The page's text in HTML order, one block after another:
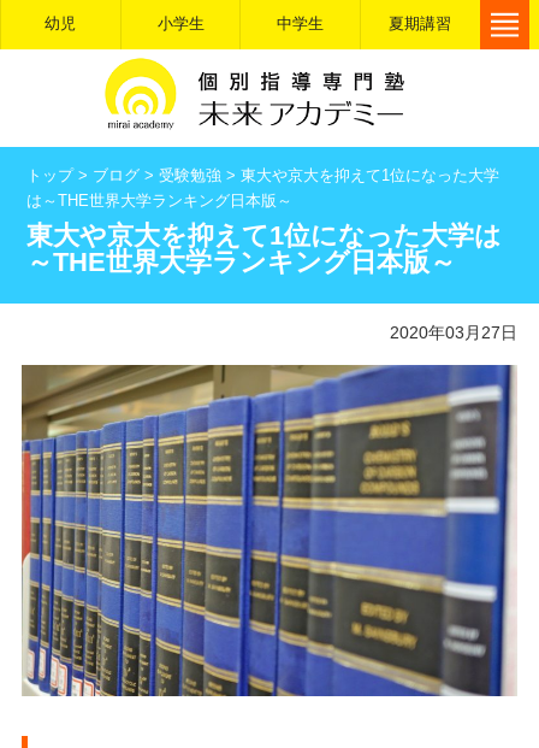
幼児 小学生 中学生 夏期講習
トップ> ブログ >受験勉強 >東大や京大を抑えて1位になった大学
は～THE世界大学ランキング日本版～
東大や京大を抑えて1位になった大学は
～THE世界大学ランキング日本版～
2020年03月27日